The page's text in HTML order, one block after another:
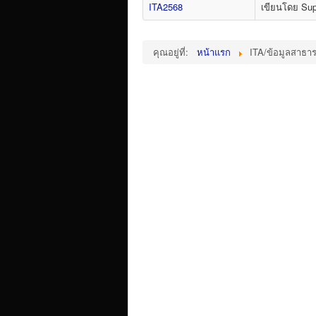
ITA2568
เขียนโดย
คุณอยู่ที่: หน้าแรก ITA/ข้อมูลสาธา